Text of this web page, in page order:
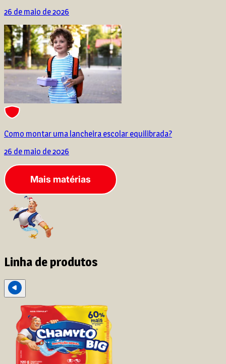
26 de maio de 2026
Como montar uma lancheira escolar equilibrada?
26 de maio de 2026
Mais matérias
Linha de produtos